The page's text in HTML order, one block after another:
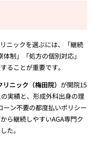
ニックを選ぶには、「継続
制」「処方の個別対応」
ることが重要です。
ニック（梅田院） が開院15
実績と、形成外科出身の理
ン不要の都度払いポリシー
ら継続しやすいAGA専門ク
た。